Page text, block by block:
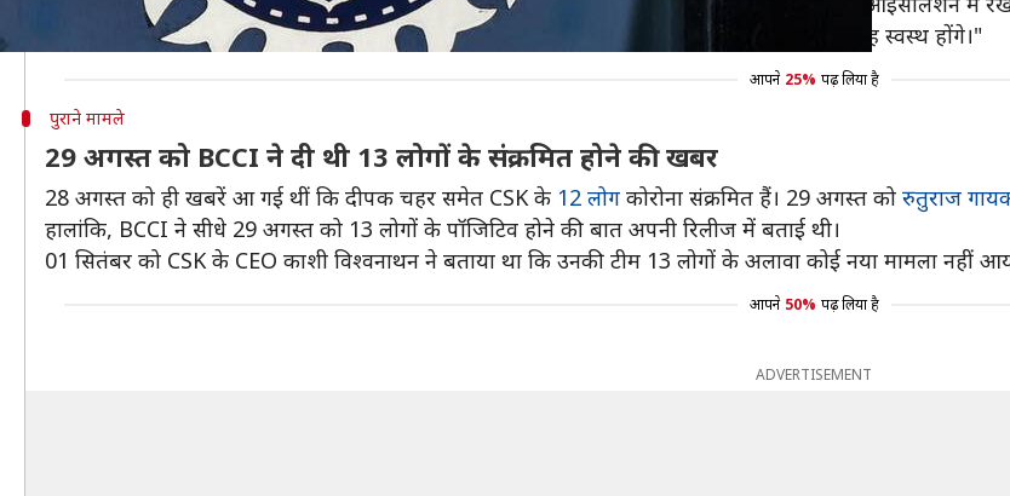
के दौरान उन्हें संक्रमण हुआ है। उन पर नजर रखी जा रही है और उम्मीद है कि अगले राउंड की टेस्टिंग में वह स्वस्थ होंगे।"
आपने 25% पढ़ लिया है
पुराने मामले
29 अगस्त को BCCI ने दी थी 13 लोगों के संक्रमित होने की खबर
28 अगस्त को ही खबरें आ गई थीं कि दीपक चहर समेत CSK के 12 लोग कोरोना संक्रमित हैं। 29 अगस्त को रुतुराज
हालांकि, BCCI ने सीधे 29 अगस्त को 13 लोगों के पॉजिटिव होने की बात अपनी रिलीज में बताई थी।
01 सितंबर को CSK के CEO काशी विश्वनाथन ने बताया था कि उनकी टीम 13 लोगों के अलावा कोई नया मामला नहीं
आपने 50% पढ़ लिया है
ADVERTISEMENT